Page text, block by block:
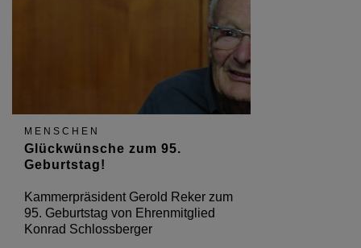
MENSCHEN
Glückwünsche zum 95.
Geburtstag!
Kammerpräsident Gerold Reker zum
95. Geburtstag von Ehrenmitglied
Konrad Schlossberger